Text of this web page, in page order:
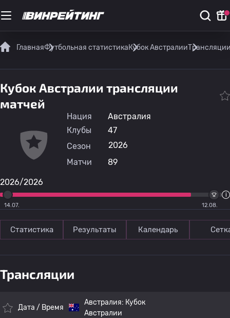
ГлавнаяФутбольная статистикаКубок Австралии
Кубок Австралии трансляции
матчей
2026/2026
12.08.
14.07.
Нация
Австралия
Клубы
47
Сезон
2026
Матчи
89
Статистика Результаты Календарь
Трансляции
Дата / Время
Австралия: Кубок
Австралии